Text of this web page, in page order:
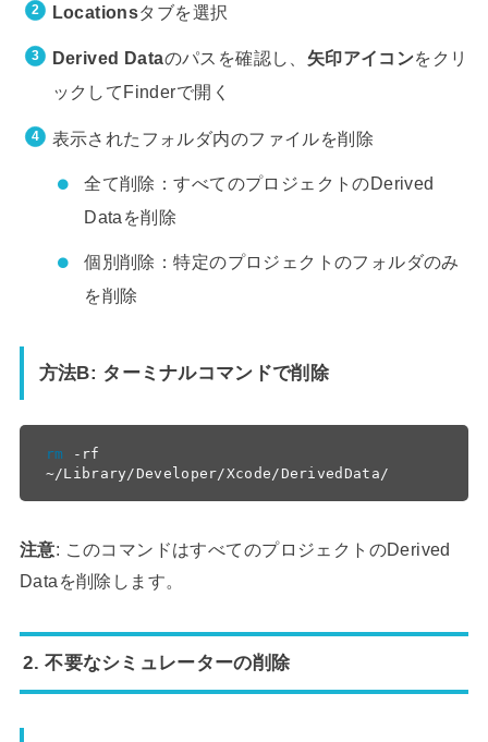
Locationsタブを選択
Derived Dataのパスを確認し、 矢印アイコンをクリ
ックしてFinderで開く
表示されたフォルダ内のファイルを削除
全て削除：すべてのプロジェクトのDerived
Dataを削除
個別削除：特定のプロジェクトのフォルダのみ
を削除
方法B: ターミナルコマンドで削除
rm -rf
注意: このコマンドはすべてのプロジェクトのDerived
Dataを削除します。
2. 不要なシミュレーターの削除